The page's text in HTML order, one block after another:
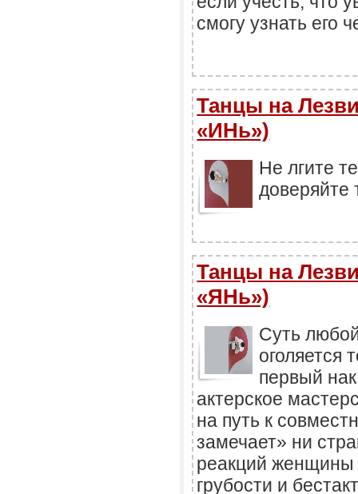
смогу узнать его
Танцы на
«ИНь»)
Не лгите
Танцы на
«ЯНь»)
Суть
оголяется
первый
актерское
на путь к
замечает» ни
реакций женщины
грубости и